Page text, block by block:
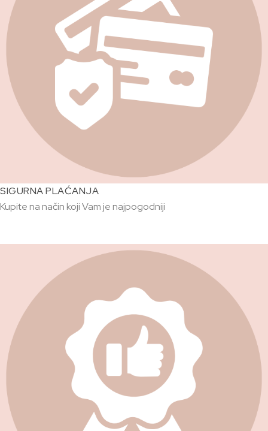
SIGURNA PLAĆANJA
Kupite na način koji Vam je najpogodniji